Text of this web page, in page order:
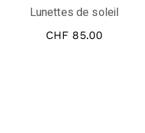
Lunettes de soleil
CHF 85.00